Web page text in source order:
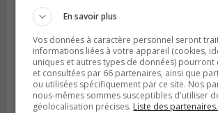
BROSSARD
Publié le 23 février 2024 à 10h59
Les candidatures pour le Gala
sont terminées
En savoir plus
Vos données à caractère personnel seront
informations liées à votre appareil (cookies,
uniques et autres types de données) pourront
et consultées par 66 partenaires, ainsi que
ou utilisées spécifiquement par ce site. Nos
nous-mêmes sommes susceptibles d'utiliser
géolocalisation précises. Liste des partenaires.